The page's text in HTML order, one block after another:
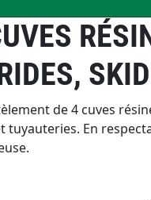
de 4 cuves
tuyauteries. En